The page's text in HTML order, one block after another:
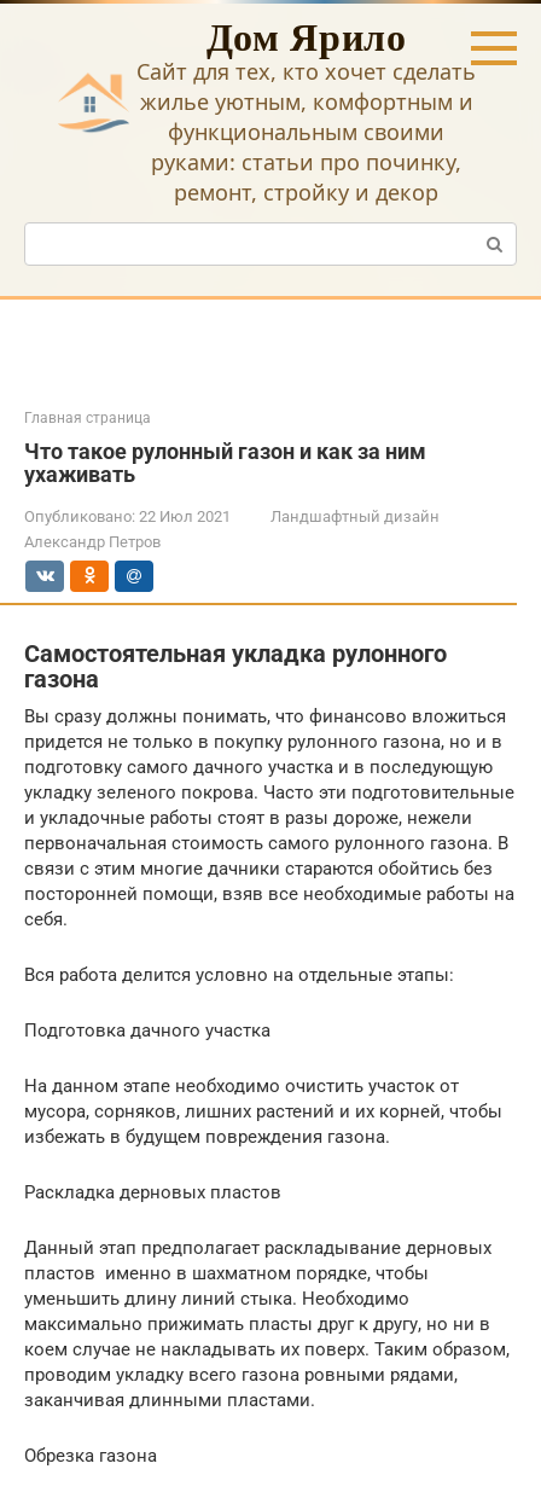
Перейти
Дом Ярило
Сайт для тех, кто хочет сделать
жилье уютным, комфортным и
функциональным своими
руками: статьи про починку,
ремонт, стройку и декор
Поиск:
Главная страница
Что такое рулонный газон и как за ним
ухаживать
Опубликовано: 22 Июл 2021
Ландшафтный дизайн
Александр Петров
Самостоятельная укладка рулонного
газона
Вы сразу должны понимать, что финансово вложиться
придется не только в покупку рулонного газона, но и в
подготовку самого дачного участка и в последующую
укладку зеленого покрова. Часто эти подготовительные
и укладочные работы стоят в разы дороже, нежели
первоначальная стоимость самого рулонного газона. В
связи с этим многие дачники стараются обойтись без
посторонней помощи, взяв все необходимые работы на
себя.
Вся работа делится условно на отдельные этапы:
Подготовка дачного участка
На данном этапе необходимо очистить участок от
мусора, сорняков, лишних растений и их корней, чтобы
избежать в будущем повреждения газона.
Раскладка дерновых пластов
Данный этап предполагает раскладывание дерновых
пластов именно в шахматном порядке, чтобы
уменьшить длину линий стыка. Необходимо
максимально прижимать пласты друг к другу, но ни в
коем случае не накладывать их поверх. Таким образом,
проводим укладку всего газона ровными рядами,
заканчивая длинными пластами.
Обрезка газона